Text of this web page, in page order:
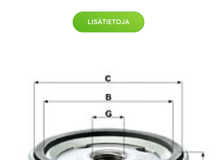
LISÄTIETOJA